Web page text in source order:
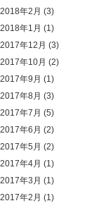
2018年2月 (3)
2018年1月 (1)
2017年12月 (3)
2017年10月 (2)
2017年9月 (1)
2017年8月 (3)
2017年7月 (5)
2017年6月 (2)
2017年5月 (2)
2017年4月 (1)
2017年3月 (1)
2017年2月 (1)